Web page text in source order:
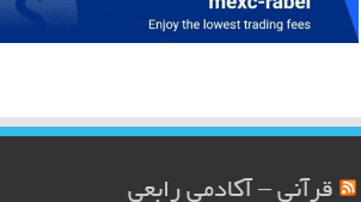
قرآنی – آکادمی رابعی